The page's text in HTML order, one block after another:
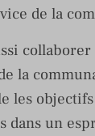
de la
collaborer
la
les
dans un